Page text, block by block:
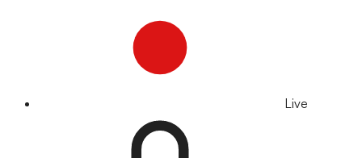
Live